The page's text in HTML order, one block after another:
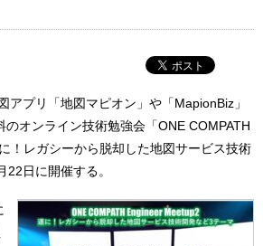
アプリ「地図マピオン」や「MapionBiz」
オンライン技術勉強会「ONE COMPATH
！レガシーから脱却した地図サービス技術
日に開催する。